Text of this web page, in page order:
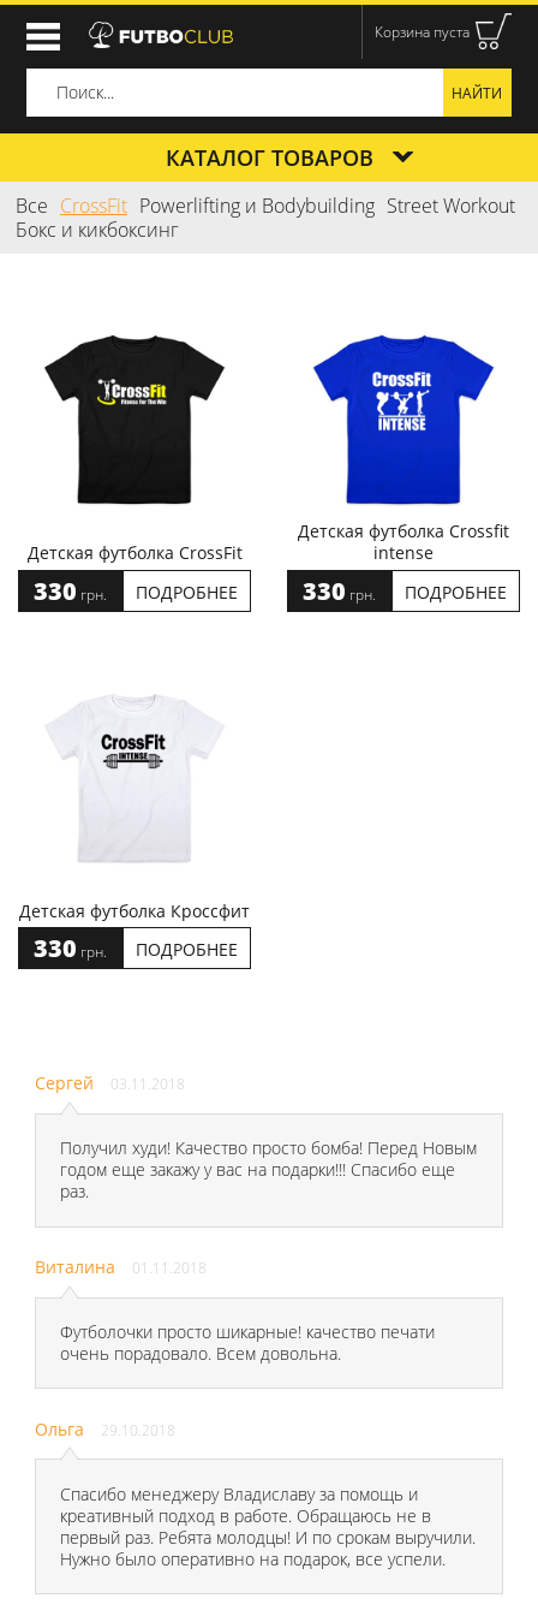
Корзина пуста
КАТАЛОГ ТОВАРОВ
Все CrossFit Powerlifting и Bodybuilding Street Workout
Бокс и кикбоксинг
Детская футболка CrossFit
330 грн. ПОДРОБНЕЕ
Детская футболка Crossfit
intense
330 грн. ПОДРОБНЕЕ
Детская футболка Кроссфит
330 грн. ПОДРОБНЕЕ
Сергей 03.11.2018
Получил худи! Качество просто бомба! Перед Новым
годом еще закажу у вас на подарки!!! Спасибо еще
раз.
Виталина 01.11.2018
Футболочки просто шикарные! качество печати
очень порадовало. Всем довольна.
Ольга 29.10.2018
Спасибо менеджеру Владиславу за помощь и
креативный подход в работе. Обращаюсь не в
первый раз. Ребята молодцы! И по срокам выручили.
Нужно было оперативно на подарок, все успели.